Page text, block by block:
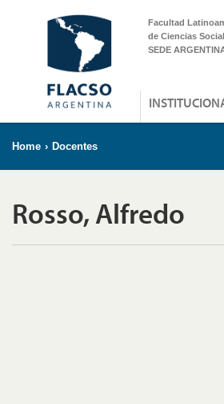
Facultad
de Ciencias
SEDE
Home › Docentes
Rosso, Alfredo